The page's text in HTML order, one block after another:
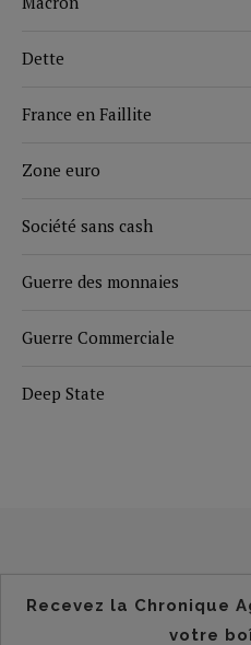
Dette
France en Faillite
Zone euro
Société sans cash
Guerre des monnaies
Guerre Commerciale
Deep State
Recevez la Chronique
votre